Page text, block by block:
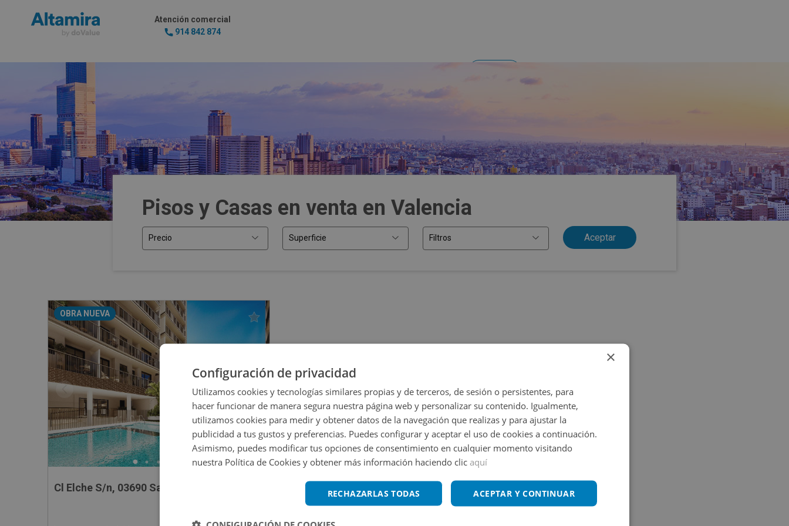
Atención comercial
914 842 874
Pisos y Casas en venta en Valencia
Precio Superficie Filtros
OBRA NUEVA
Cl Elche S/n, 03690 San Vicente Raspeig - Alicante
×
Configuración de privacidad
Utilizamos cookies y tecnologías similares propias y de terceros, de sesión o persistentes, para
hacer funcionar de manera segura nuestra página web y personalizar su contenido. Igualmente,
utilizamos cookies para medir y obtener datos de la navegación que realizas y para ajustar la
publicidad a tus gustos y preferencias. Puedes configurar y aceptar el uso de cookies a continuación.
Asimismo, puedes modificar tus opciones de consentimiento en cualquier momento visitando
nuestra Política de Cookies y obtener más información haciendo clic aquí
ACEPTAR Y CONTINUAR
RECHAZARLAS TODAS